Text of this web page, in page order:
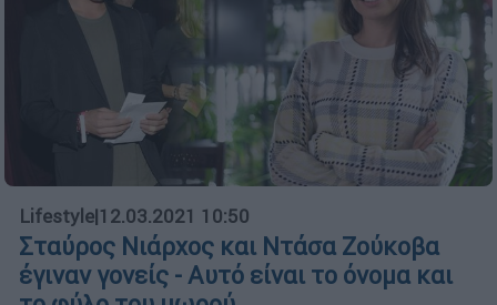
Lifestyle|12.03.2021 10:50
Σταύρος Νιάρχος και Ντάσα Ζούκοβα
έγιναν γονείς - Αυτό είναι το όνομα και